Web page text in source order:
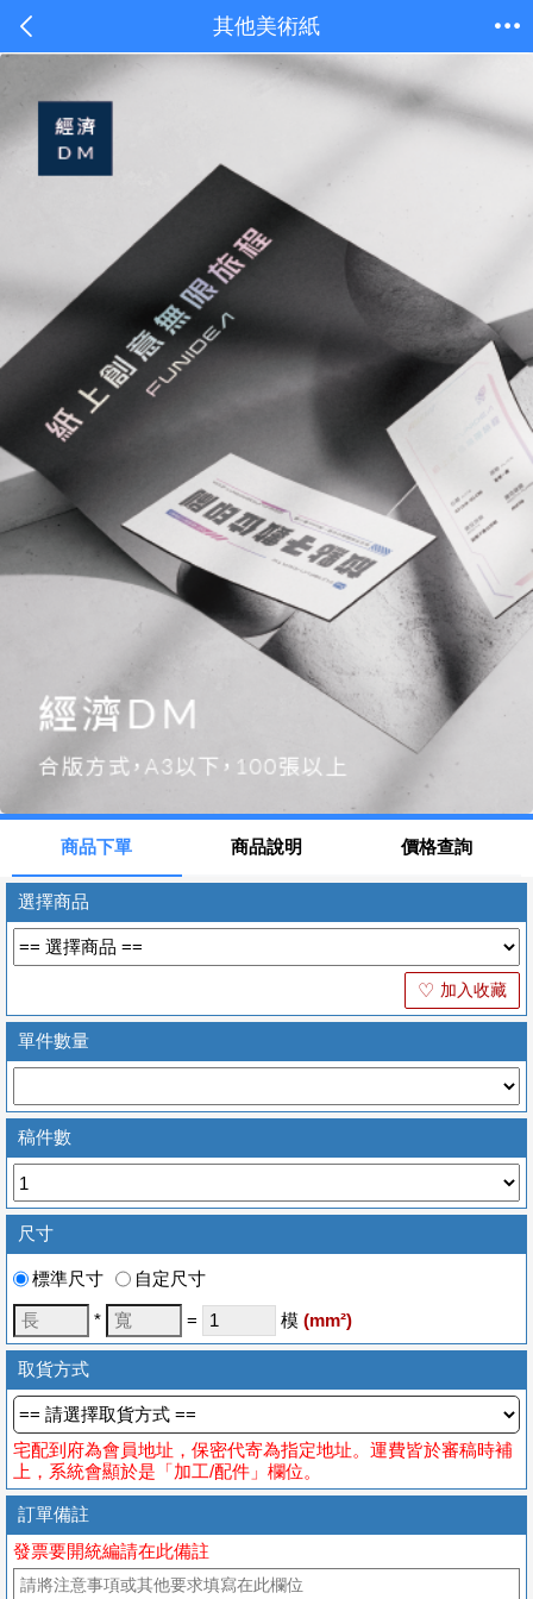
其他美術紙
商品下單 商品說明 價格查詢
選擇商品
♡ 加入收藏
單件數量
稿件數
尺寸
標準尺寸 自定尺寸
* = 模 (mm²)
取貨方式
宅配到府為會員地址，保密代寄為指定地址。運費皆於審稿時補
上，系統會顯於是「加工/配件」欄位。
訂單備註
發票要開統編請在此備註